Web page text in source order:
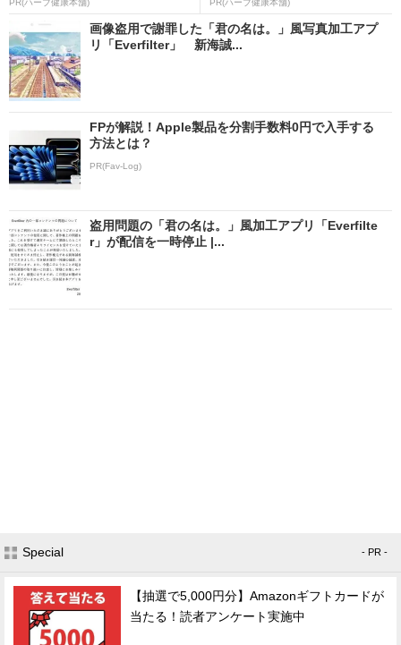
PR(ハーブ健康本舗) PR(ハーブ健康本舗)
画像盗用で謝罪した「君の名は。」風写真加工アプ
リ「Everfilter」 新海誠...
FPが解説！Apple製品を分割手数料0円で入手する
方法とは？
PR(Fav-Log)
盗用問題の「君の名は。」風加工アプリ「Everfilte
r」が配信を一時停止 |...
Special - PR -
【抽選で5,000円分】Amazonギフトカードが
当たる！読者アンケート実施中